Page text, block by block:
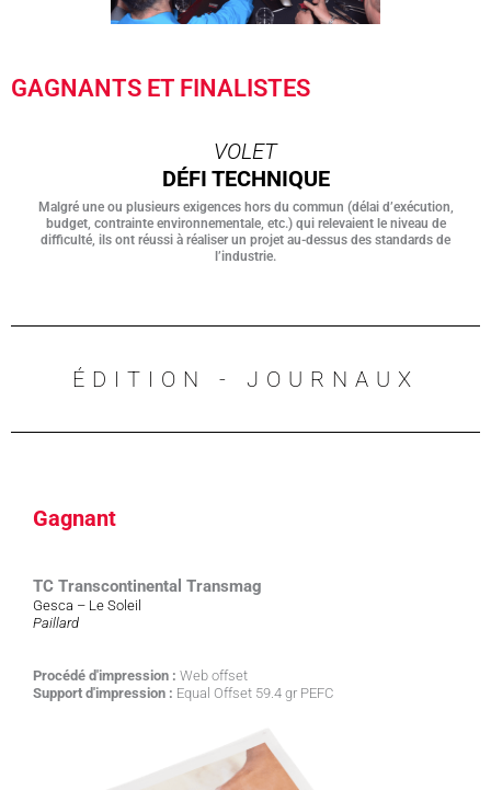
GAGNANTS ET FINALISTES
VOLET
DÉFI TECHNIQUE
Malgré une ou plusieurs exigences hors du commun (délai d’exécution,
budget, contrainte environnementale, etc.) qui relevaient le niveau de
difficulté, ils ont réussi à réaliser un projet au-dessus des standards de
l’industrie.
ÉDITION - JOURNAUX
Gagnant
TC Transcontinental Transmag
Gesca – Le Soleil
Paillard
Procédé d'impression : Web offset
Support d'impression : Equal Offset 59.4 gr PEFC